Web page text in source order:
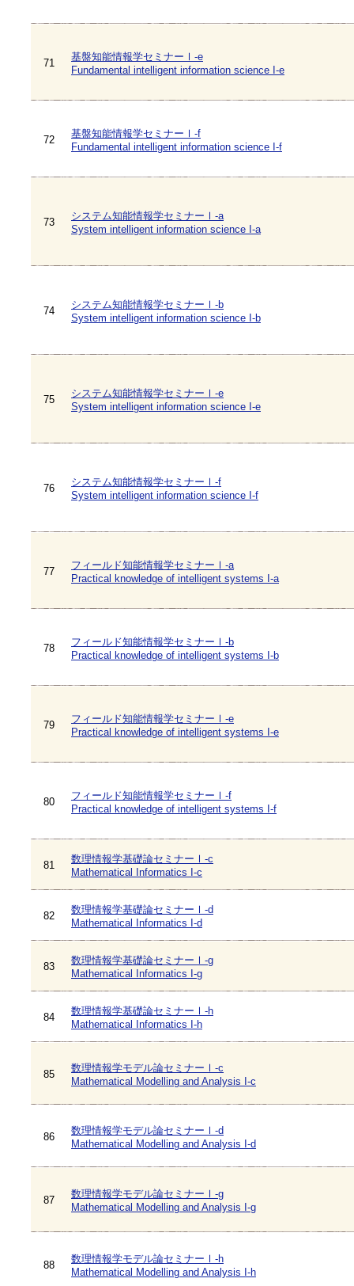
71
基盤知能情報学セミナーⅠ-e
Fundamental intelligent information science I-e
72
基盤知能情報学セミナーⅠ-f
Fundamental intelligent information science I-f
73
システム知能情報学セミナーⅠ-a
System intelligent information science I-a
74
システム知能情報学セミナーⅠ-b
System intelligent information science I-b
75
システム知能情報学セミナーⅠ-e
System intelligent information science I-e
76
システム知能情報学セミナーⅠ-f
System intelligent information science I-f
77
フィールド知能情報学セミナーⅠ-a
Practical knowledge of intelligent systems I-a
78
フィールド知能情報学セミナーⅠ-b
Practical knowledge of intelligent systems I-b
79
フィールド知能情報学セミナーⅠ-e
Practical knowledge of intelligent systems I-e
80
フィールド知能情報学セミナーⅠ-f
Practical knowledge of intelligent systems I-f
81
数理情報学基礎論セミナーⅠ-c
Mathematical Informatics I-c
82
数理情報学基礎論セミナーⅠ-d
Mathematical Informatics I-d
83
数理情報学基礎論セミナーⅠ-g
Mathematical Informatics I-g
84
数理情報学基礎論セミナーⅠ-h
Mathematical Informatics I-h
85
数理情報学モデル論セミナーⅠ-c
Mathematical Modelling and Analysis I-c
86
数理情報学モデル論セミナーⅠ-d
Mathematical Modelling and Analysis I-d
87
数理情報学モデル論セミナーⅠ-g
Mathematical Modelling and Analysis I-g
88
数理情報学モデル論セミナーⅠ-h
Mathematical Modelling and Analysis I-h